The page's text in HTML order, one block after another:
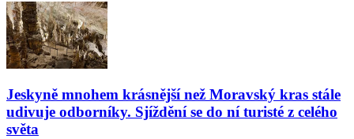
Jeskyně mnohem krásnější než Moravský kras stále
udivuje odborníky. Sjíždění se do ní turisté z celého
světa